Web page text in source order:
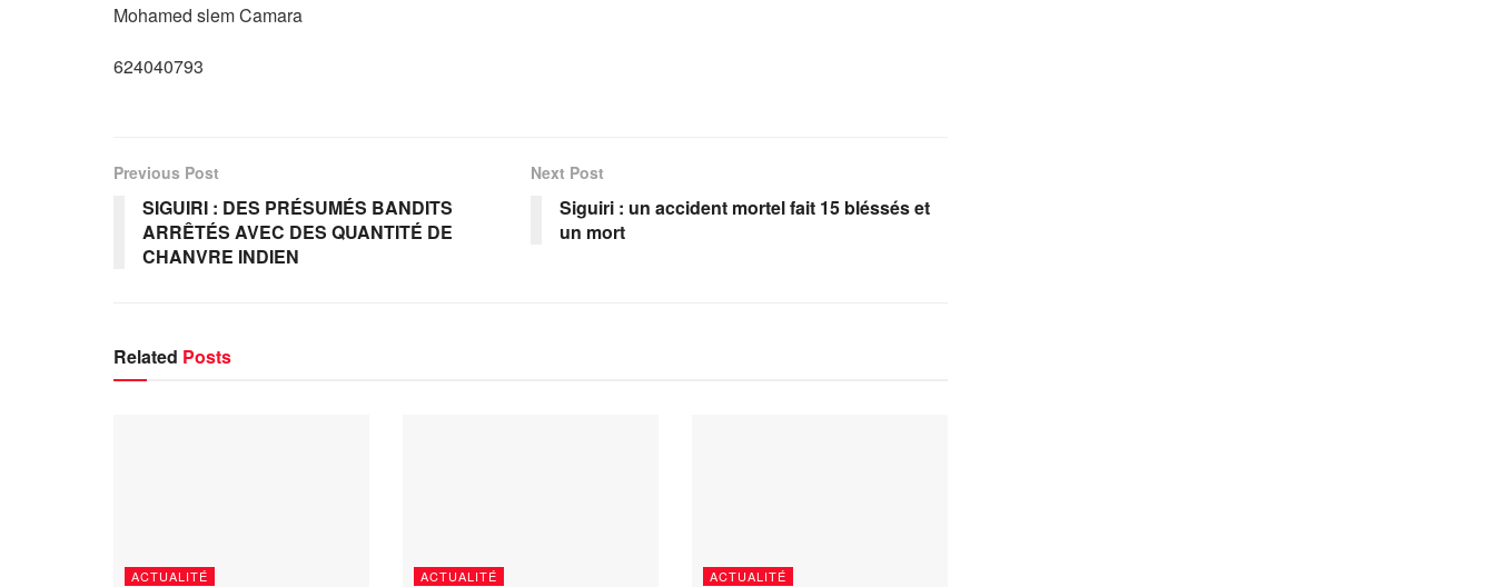
Mohamed slem Camara
624040793
Previous Post
SIGUIRI : DES PRÉSUMÉS BANDITS
ARRÊTÉS AVEC DES QUANTITÉ DE
CHANVRE INDIEN
Next Post
Siguiri : un accident mortel fait 15 bléssés et
un mort
Related Posts
ACTUALITÉ ACTUALITÉ ACTUALITÉ